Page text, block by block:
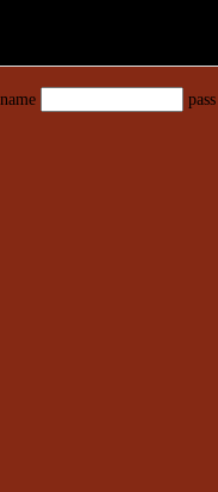
name pass